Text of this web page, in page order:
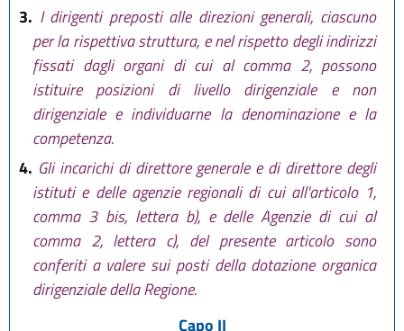
3. I dirigenti preposti alle direzioni generali, ciascuno
per la rispettiva struttura, e nel rispetto degli indirizzi
fissati dagli organi di cui al comma 2, possono
istituire posizioni di livello dirigenziale e non
dirigenziale e individuarne la denominazione e la
competenza.
4. Gli incarichi di direttore generale e di direttore degli
istituti e delle agenzie regionali di cui all'articolo 1,
comma 3 bis, lettera b), e delle Agenzie di cui al
comma 2, lettera c), del presente articolo sono
conferiti a valere sui posti della dotazione organica
dirigenziale della Regione.
Capo II